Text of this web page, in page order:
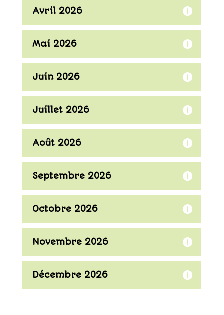
Avril 2026
Mai 2026
Juin 2026
Juillet 2026
Août 2026
Septembre 2026
Octobre 2026
Novembre 2026
Décembre 2026